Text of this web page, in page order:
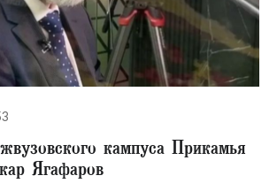
кампуса Прикамья
Ягафаров